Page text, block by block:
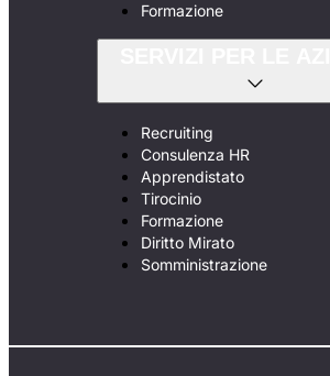
Formazione
Recruiting
Consulenza HR
Apprendistato
Tirocinio
Formazione
Diritto Mirato
Somministrazione